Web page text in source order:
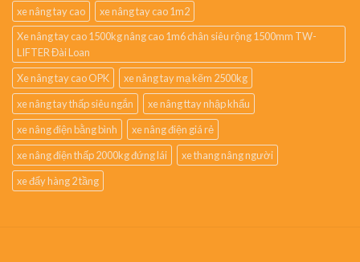
xe nâng tay cao
xe nâng tay cao 1m2
Xe nâng tay cao 1500kg nâng cao 1m6 chân siêu rộng 1500mm TW-
LIFTER Đài Loan
Xe nâng tay cao OPK
xe nâng tay mạ kẽm 2500kg
xe nâng tay thấp siêu ngắn
xe nâng ttay nhập khẩu
xe nâng điện bằng bình
xe nâng điện giá rẻ
xe nâng điện thấp 2000kg đứng lái
xe thang nâng người
xe đẩy hàng 2 tầng